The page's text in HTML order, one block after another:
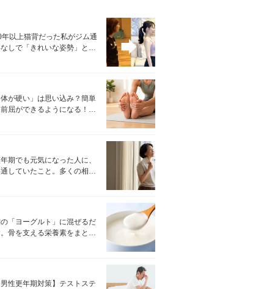
年以上猫背だった私がジム通
しで「きれいな姿勢」と褒
体が硬い」は思い込み？簡単
屈ができるようになる！腿
期でも元気になった人に、
していたこと。多くの相談
「ヨーグルト」に混ぜるだ
骨を支える栄養素をまとめ
男性更年期対策】テストステ